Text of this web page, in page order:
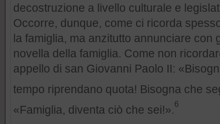
decostruzione a livello culturale e
Occorre, dunque, come ci ricorda
la famiglia, ma anzitutto annunciare con
novella della famiglia. Come non
appello di san Giovanni Paolo II:
tempo riprendano quota! Bisogna che
«Famiglia, diventa ciò che sei!».6